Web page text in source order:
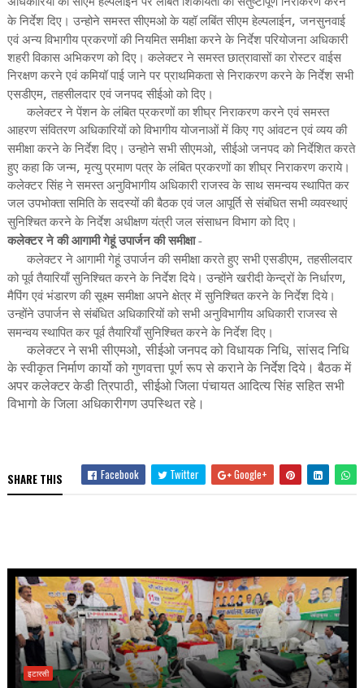
के निर्देश दिए। उन्होने समस्त सीएमओ के यहॉ लबिंत सीएम हेल्पलाईन, जनसुनवाई
एवं अन्य विभागीय प्रकरणों की नियमित समीक्षा करने के निर्देश परियोजना अधिकारी
शहरी विकास अभिकरण को दिए। कलेक्टर ने समस्त छात्रावासों का रोस्टर वाईस
निरक्षण करने एवं कमियॉ पाई जाने पर प्राथमिकता से निराकरण करने के निर्देश सभी
एसडीएम, तहसीलदार एवं जनपद सीईओ को दिए।
कलेक्टर ने पेंशन के लंबित प्रकरणों का शीघ्र निराकरण करने एवं समस्त
आहरण संवितरण अधिकारियों को विभागीय योजनाओं में किए गए आंवटन एवं व्यय की
समीक्षा करने के निर्देश दिए। उन्होने सभी सीएमओ, सीईओ जनपद को निर्देशित करते
हुए कहा कि जन्म, मृत्यु प्रमाण पत्र के लंबित प्रकरणों का शीघ्र निराकरण कराये।
कलेक्टर सिंह ने समस्त अनुविभागीय अधिकारी राजस्व के साथ समन्वय स्थापित कर
जल उपभोक्ता समिति के सदस्यों की बैठक एवं जल आपूर्ति से संबंधित सभी व्यवस्थाएं
सुनिश्चित करने के निर्देश अधीक्षण यंत्री जल संसाधन विभाग को दिए।
कलेक्टर ने की आगामी गेहूं उपार्जन की समीक्षा -
कलेक्टर ने आगामी गेहूं उपार्जन की समीक्षा करते हुए सभी एसडीएम, तहसीलदार
को पूर्व तैयारियाँ सुनिश्चित करने के निर्देश दिये। उन्होंने खरीदी केन्द्रों के निर्धारण,
मैपिंग एवं भंडारण की सूक्ष्म समीक्षा अपने क्षेत्र में सुनिश्चित करने के निर्देश दिये।
उन्होंने उपार्जन से संबंधित अधिकारियों को सभी अनुविभागीय अधिकारी राजस्व से
समन्वय स्थापित कर पूर्व तैयारियाँ सुनिश्चित करने के निर्देश दिए।
कलेक्टर ने सभी सीएमओ, सीईओ जनपद को विधायक निधि, सांसद निधि
के स्वीकृत निर्माण कार्यो को गुणवत्ता पूर्ण रूप से कराने के निर्देश दिये। बैठक में
अपर कलेक्टर केडी त्रिपाठी, सीईओ जिला पंचायत आदित्य सिंह सहित सभी
विभागो के जिला अधिकारीगण उपस्थित रहे।
SHARE THIS Facebook Twitter Google+
इटारसी